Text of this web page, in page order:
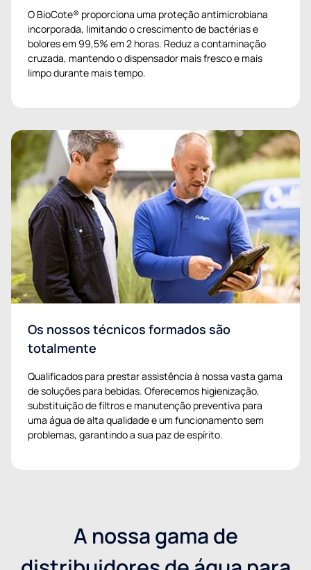
O BioCote® proporciona uma proteção antimicrobiana
incorporada, limitando o crescimento de bactérias e
bolores em 99,5% em 2 horas. Reduz a contaminação
cruzada, mantendo o dispensador mais fresco e mais
limpo durante mais tempo.
Os nossos técnicos formados são
totalmente
Qualificados para prestar assistência à nossa vasta gama
de soluções para bebidas. Oferecemos higienização,
substituição de filtros e manutenção preventiva para
uma água de alta qualidade e um funcionamento sem
problemas, garantindo a sua paz de espírito.
A nossa gama de